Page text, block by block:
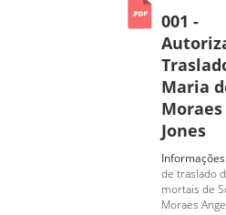
001 -
Maria
Jones
de traslado
mortais de
Moraes